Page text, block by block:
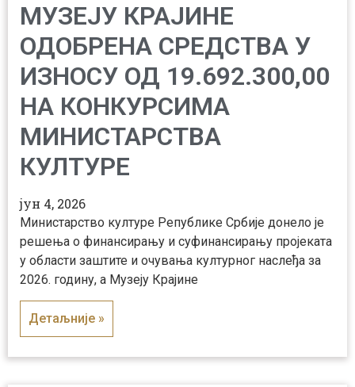
МУЗЕЈУ КРАЈИНЕ
ОДОБРЕНА СРЕДСТВА У
ИЗНОСУ ОД 19.692.300,00
НА КОНКУРСИМА
МИНИСТАРСТВА
КУЛТУРЕ
јун 4, 2026
Министарство културе Републике Србије донело је
решења о финансирању и суфинансирању пројеката
у области заштите и очувања културног наслеђа за
2026. годину, а Музеју Крајине
Детаљније »